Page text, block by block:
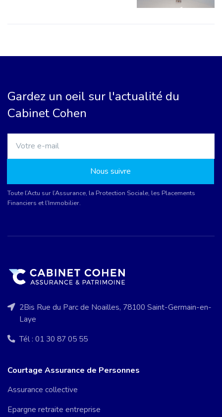
Gardez un oeil sur l'actualité du
Cabinet Cohen
Nous suivre
Toute l’Actu sur l’Assurance, la Protection Sociale, les Placements
Financiers et l’Immobilier.
2Bis Rue du Parc de Noailles, 78100 Saint-Germain-en-
Laye
Tél : 01 30 87 05 55
Courtage Assurance de Personnes
Assurance collective
Epargne retraite entreprise